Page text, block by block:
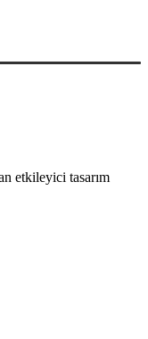
etkileyici tasarım